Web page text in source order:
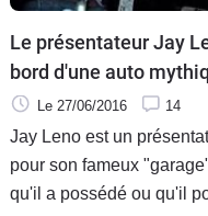
Le présentateur Jay
bord d'une auto
Le 27/06/2016 14
Jay Leno est un
pour son fameux
qu'il a possédé ou qu'il